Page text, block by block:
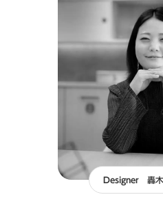
Designer 轟木